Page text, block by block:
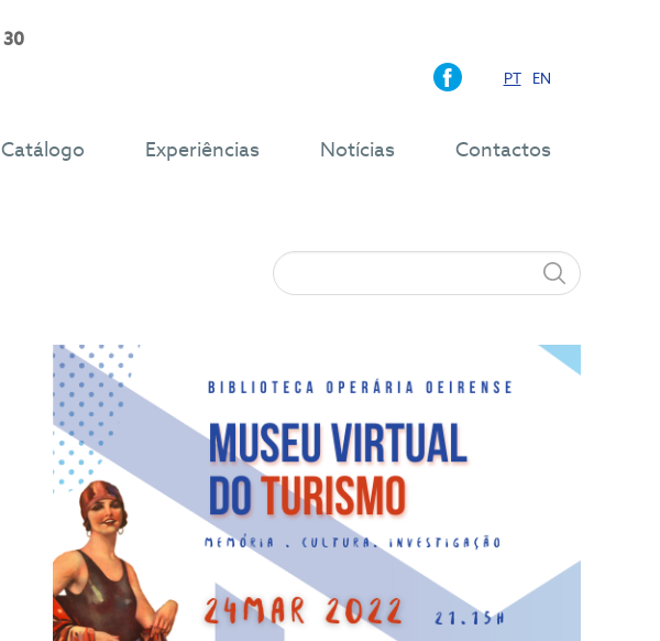
30
Catálogo Experiências Notícias Contactos
PT EN